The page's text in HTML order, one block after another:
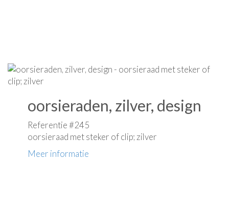
oorsieraden, zilver, design
Referentie #245
oorsieraad met steker of clip; zilver
Meer informatie